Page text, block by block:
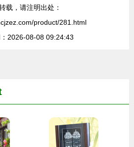
载，请注明出处：
product/281.html
2026-08-08 09:24:43